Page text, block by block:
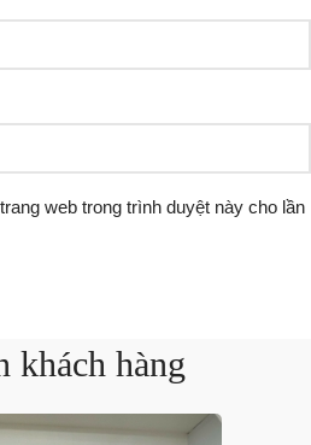
web trong trình duyệt này cho lần
khách hàng